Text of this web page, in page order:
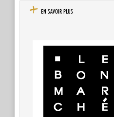
EN SAVOIR PLUS